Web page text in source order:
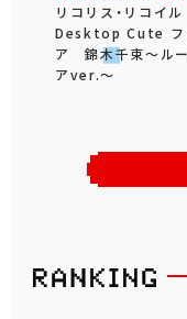
リコリス・リコイ
Desktop Cute フ
ア 錦木千束～ル
アver.～